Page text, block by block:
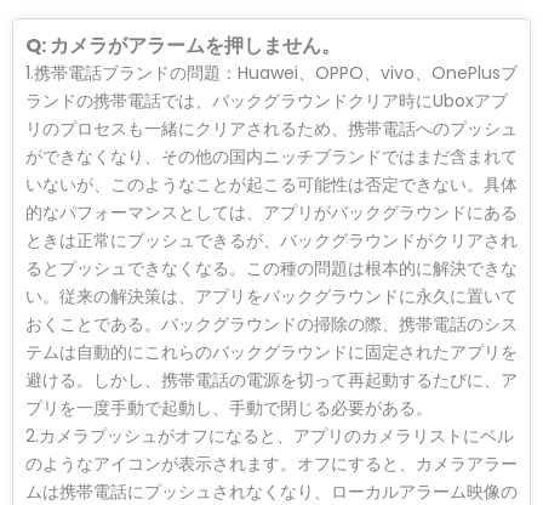
Q: カメラがアラームを押しません。
1.携帯電話ブランドの問題：Huawei、OPPO、vivo、OnePlusブ
ランドの携帯電話では、バックグラウンドクリア時にUboxアプ
リのプロセスも一緒にクリアされるため、携帯電話へのプッシュ
ができなくなり、その他の国内ニッチブランドではまだ含まれて
いないが、このようなことが起こる可能性は否定できない。具体
的なパフォーマンスとしては、アプリがバックグラウンドにある
ときは正常にプッシュできるが、バックグラウンドがクリアされ
るとプッシュできなくなる。この種の問題は根本的に解決できな
い。従来の解決策は、アプリをバックグラウンドに永久に置いて
おくことである。バックグラウンドの掃除の際、携帯電話のシス
テムは自動的にこれらのバックグラウンドに固定されたアプリを
避ける。しかし、携帯電話の電源を切って再起動するたびに、ア
プリを一度手動で起動し、手動で閉じる必要がある。
2.カメラプッシュがオフになると、アプリのカメラリストにベル
のようなアイコンが表示されます。オフにすると、カメラアラー
ムは携帯電話にプッシュされなくなり、ローカルアラーム映像の